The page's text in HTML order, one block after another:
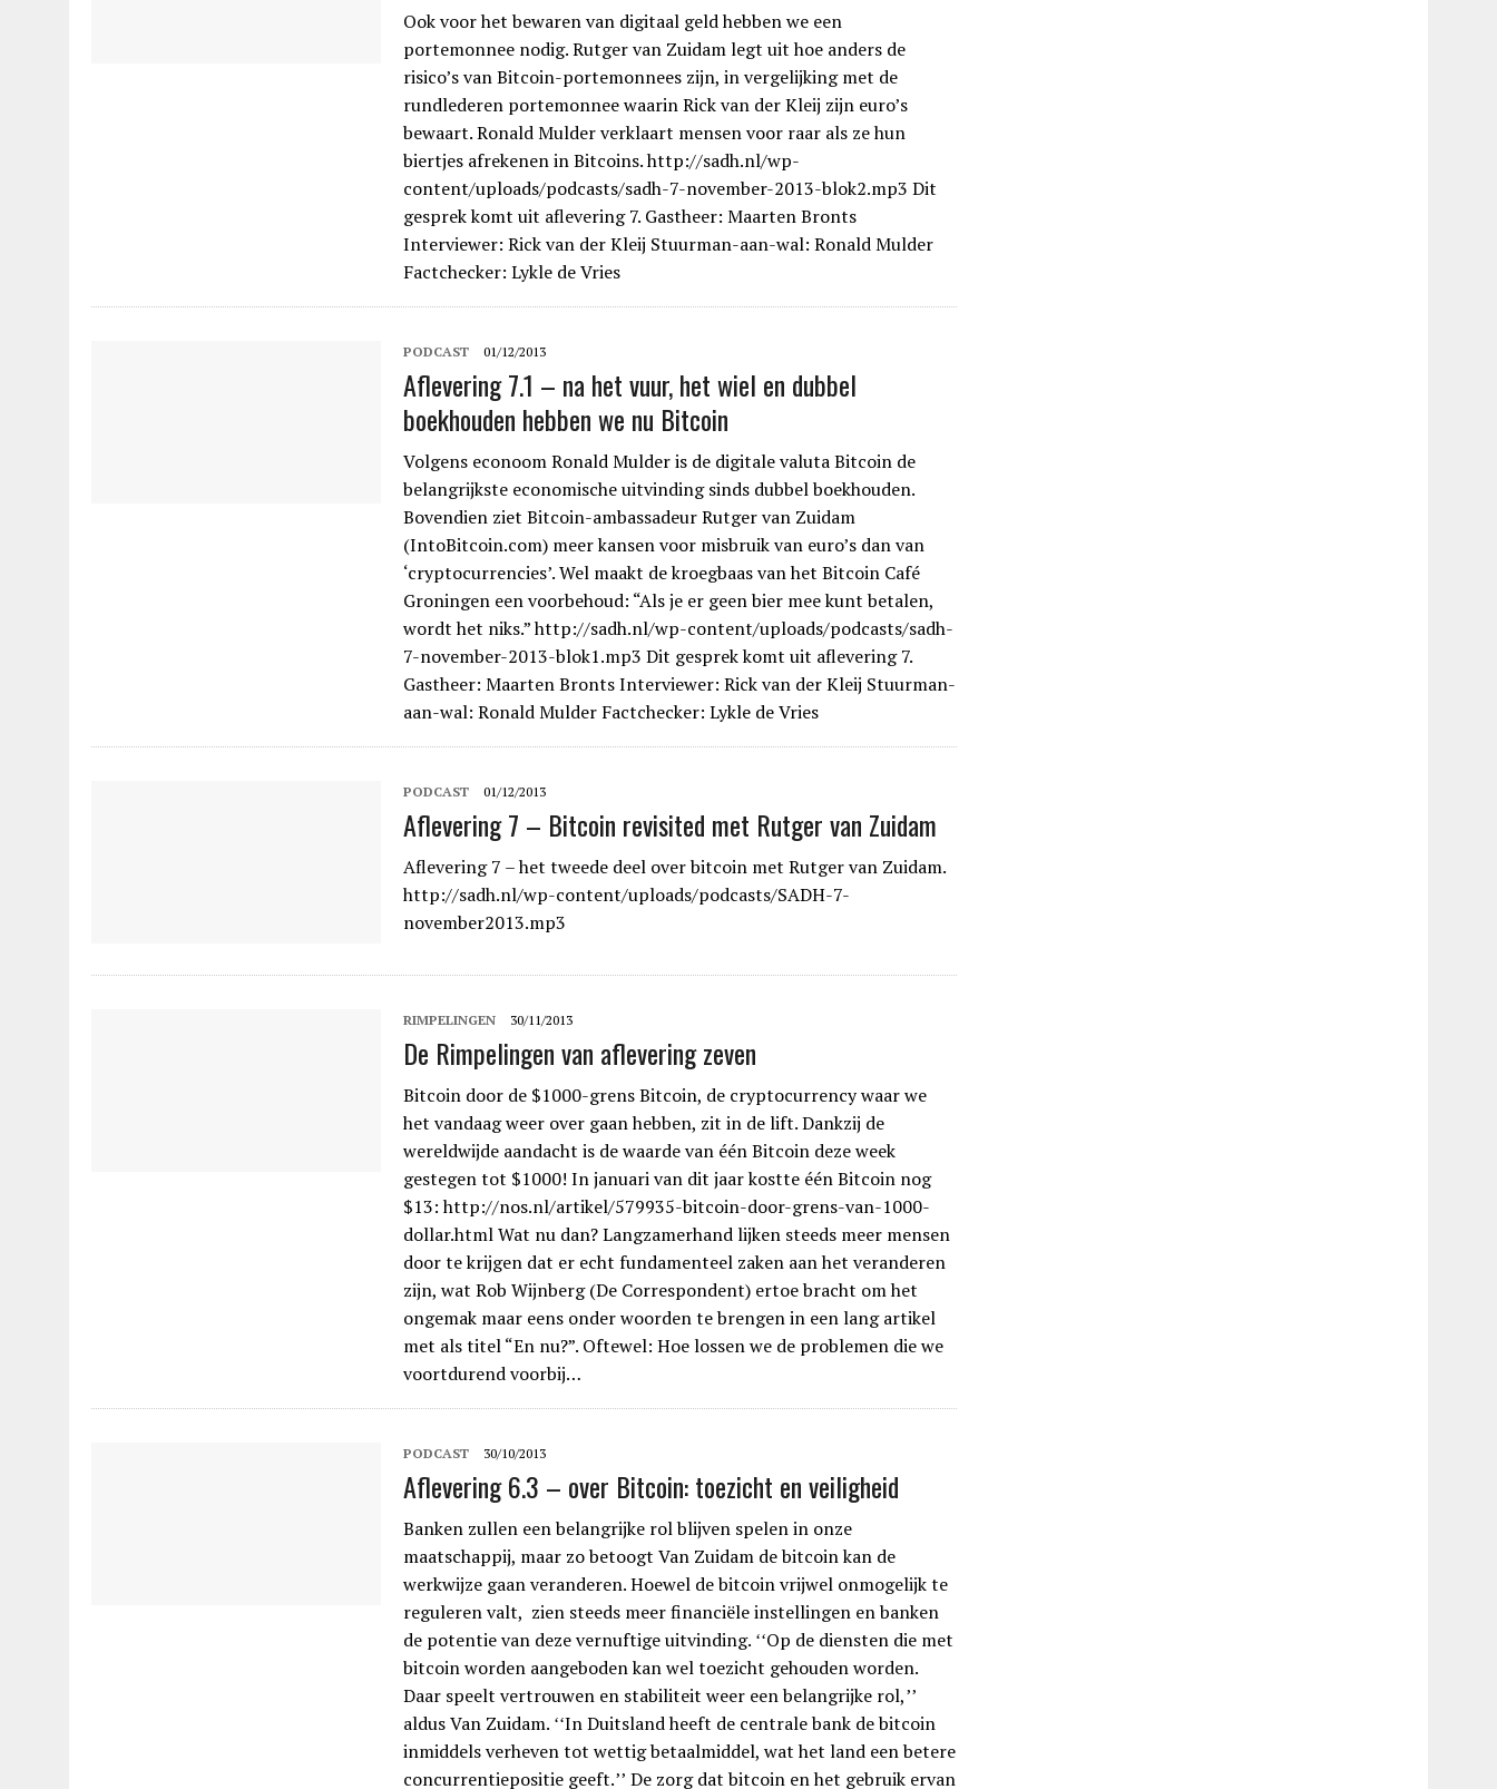
Ook voor het bewaren van digitaal geld hebben we een
portemonnee nodig. Rutger van Zuidam legt uit hoe anders de
risico’s van Bitcoin-portemonnees zijn, in vergelijking met de
rundlederen portemonnee waarin Rick van der Kleij zijn euro’s
bewaart. Ronald Mulder verklaart mensen voor raar als ze hun
biertjes afrekenen in Bitcoins. http://sadh.nl/wp-
content/uploads/podcasts/sadh-7-november-2013-blok2.mp3 Dit
gesprek komt uit aflevering 7. Gastheer: Maarten Bronts
Interviewer: Rick van der Kleij Stuurman-aan-wal: Ronald Mulder
Factchecker: Lykle de Vries
PODCAST 01/12/2013
Aflevering 7.1 – na het vuur, het wiel en dubbel
boekhouden hebben we nu Bitcoin
Volgens econoom Ronald Mulder is de digitale valuta Bitcoin de
belangrijkste economische uitvinding sinds dubbel boekhouden.
Bovendien ziet Bitcoin-ambassadeur Rutger van Zuidam
(IntoBitcoin.com) meer kansen voor misbruik van euro’s dan van
‘cryptocurrencies’. Wel maakt de kroegbaas van het Bitcoin Café
Groningen een voorbehoud: “Als je er geen bier mee kunt betalen,
wordt het niks.” http://sadh.nl/wp-content/uploads/podcasts/sadh-
7-november-2013-blok1.mp3 Dit gesprek komt uit aflevering 7.
Gastheer: Maarten Bronts Interviewer: Rick van der Kleij Stuurman-
aan-wal: Ronald Mulder Factchecker: Lykle de Vries
PODCAST 01/12/2013
Aflevering 7 – Bitcoin revisited met Rutger van Zuidam
Aflevering 7 – het tweede deel over bitcoin met Rutger van Zuidam.
http://sadh.nl/wp-content/uploads/podcasts/SADH-7-
november2013.mp3
RIMPELINGEN 30/11/2013
De Rimpelingen van aflevering zeven
Bitcoin door de $1000-grens Bitcoin, de cryptocurrency waar we
het vandaag weer over gaan hebben, zit in de lift. Dankzij de
wereldwijde aandacht is de waarde van één Bitcoin deze week
gestegen tot $1000! In januari van dit jaar kostte één Bitcoin nog
$13: http://nos.nl/artikel/579935-bitcoin-door-grens-van-1000-
dollar.html Wat nu dan? Langzamerhand lijken steeds meer mensen
door te krijgen dat er echt fundamenteel zaken aan het veranderen
zijn, wat Rob Wijnberg (De Correspondent) ertoe bracht om het
ongemak maar eens onder woorden te brengen in een lang artikel
met als titel “En nu?”. Oftewel: Hoe lossen we de problemen die we
voortdurend voorbij…
PODCAST 30/10/2013
Aflevering 6.3 – over Bitcoin: toezicht en veiligheid
Banken zullen een belangrijke rol blijven spelen in onze
maatschappij, maar zo betoogt Van Zuidam de bitcoin kan de
werkwijze gaan veranderen. Hoewel de bitcoin vrijwel onmogelijk te
reguleren valt, zien steeds meer financiële instellingen en banken
de potentie van deze vernuftige uitvinding. ʻʻOp de diensten die met
bitcoin worden aangeboden kan wel toezicht gehouden worden.
Daar speelt vertrouwen en stabiliteit weer een belangrijke rol,ʼʼ
aldus Van Zuidam. ʻʻIn Duitsland heeft de centrale bank de bitcoin
inmiddels verheven tot wettig betaalmiddel, wat het land een betere
concurrentiepositie geeft.ʼʼ De zorg dat bitcoin en het gebruik ervan